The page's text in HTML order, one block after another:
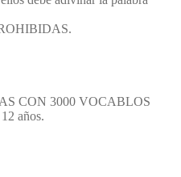
CON 3000 VOCABLOS
años.